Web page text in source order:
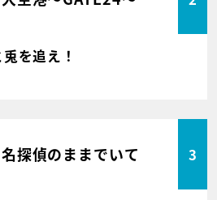
を追え！
名探偵のままでいて 3